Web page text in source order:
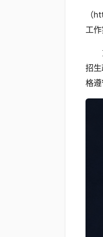
（
工
招
格